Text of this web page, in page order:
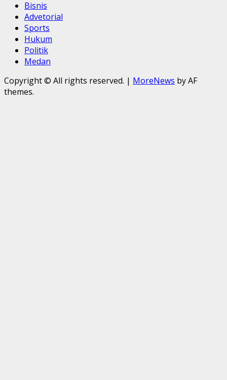
Bisnis
Advetorial
Sports
Hukum
Politik
Medan
Copyright © All rights reserved. | MoreNews by AF
themes.